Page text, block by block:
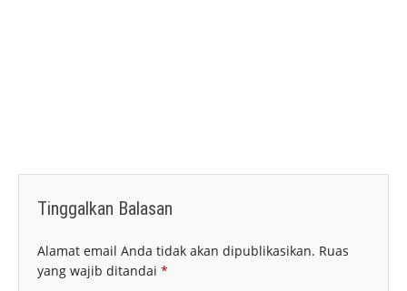
Tinggalkan Balasan
Alamat email Anda tidak akan dipublikasikan. Ruas
yang wajib ditandai *